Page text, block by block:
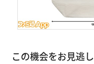
この機会をお見逃